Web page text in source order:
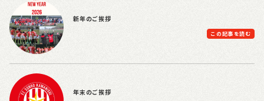
新年のご挨拶
この記事を読む
年末のご挨拶